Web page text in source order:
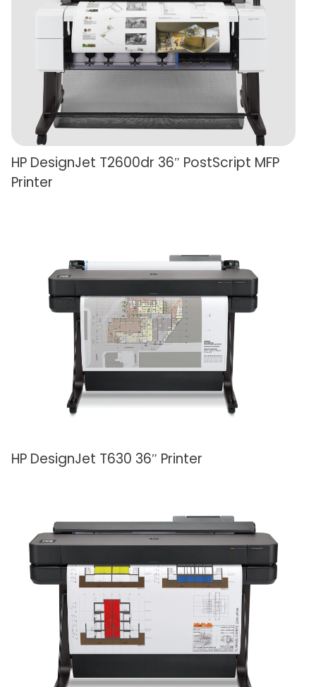
HP DesignJet T2600dr 36″ PostScript MFP
Printer
HP DesignJet T630 36″ Printer